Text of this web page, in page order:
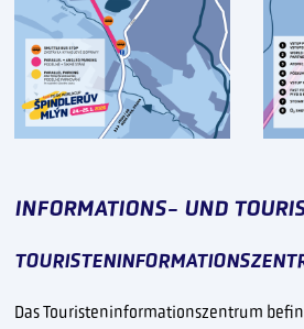
INFORMATIONS- UND
Das Touristeninformationszentrum